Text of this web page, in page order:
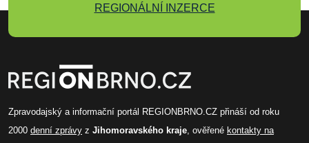
REGIONÁLNÍ INZERCE
Zpravodajský a informační portál REGIONBRNO.CZ přináší od roku
2000 denní zprávy z Jihomoravského kraje, ověřené kontakty na